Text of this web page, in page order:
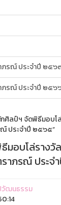
ภรณ์ ประจำปี ๒๕๖
รณ์ ประจำปี ๒๕๖
ศิลป์ฯ จัดพิธีมอบโ
ประจำปี ๒๕๖๕”
อบโล่รางวั
าภรณ์ ประจ
วัฒนธรรม